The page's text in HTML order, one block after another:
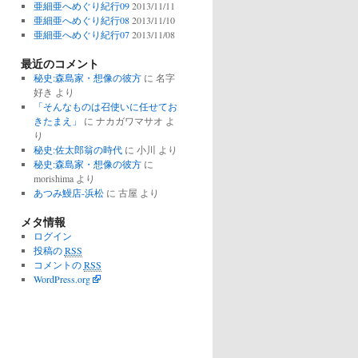
亜細亜へめぐり紀行09 2013/11/11
亜細亜へめぐり紀行08 2013/11/10
亜細亜へめぐり紀行07 2013/11/08
最近のコメント
秘史:森島家・想像の彼方に 名字
好き より
「そんなものは召使いに任せてお
きたまえ」
に ナカガワマサオ よ
り
秘史:佐太郎翁の時代に 小川 より
秘史:森島家・想像の彼方に
morishimaより
あつみ鰻店-浜松に 古屋 より
メタ情報
ログイン
投稿のRSS
コメントのRSS
WordPress.org